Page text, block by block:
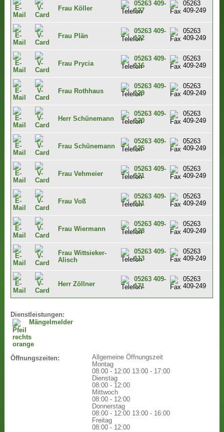
Frau Köller
05263 409-
127
05263
409-249
Frau Plän
05263 409-
122
05263
409-249
Frau Prycia
05263 409-
116
05263
409-249
Frau Rothhaus
05263 409-
129
05263
409-249
Herr Schünemann
05263 409-
120
05263
409-249
Frau Schünemann
05263 409-
125
05263
409-249
Frau Vehmeier
05263 409-
121
05263
409-249
Frau Voß
05263 409-
111
05263
409-249
Frau Wiermann
05263 409-
128
05263
409-249
Frau Wittsieker-
Alisch
05263 409-
113
05263
409-249
Herr Zöllner
05263 409-
171
05263
409-249
Dienstleistungen:
Mängelmelder
Öffnungszeiten:
Allgemeine Öffnungszeit
Montag
08:00 - 12:00 13:00 - 17:00
Dienstag
08:00 - 12:00
Mittwoch
08:00 - 12:00
Donnerstag
08:00 - 12:00 13:00 - 16:00
Freitag
08:00 - 12:00